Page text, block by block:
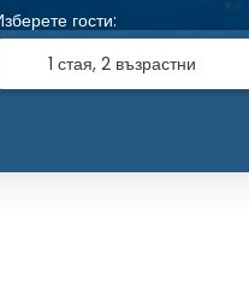
гости:
1 стая, 2 възрастни